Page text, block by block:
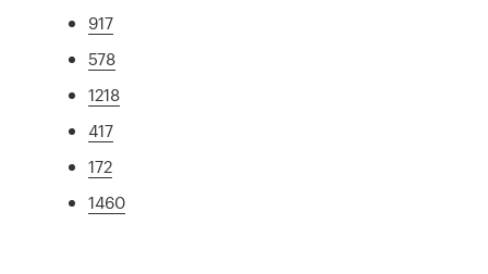
917
578
1218
417
172
1460